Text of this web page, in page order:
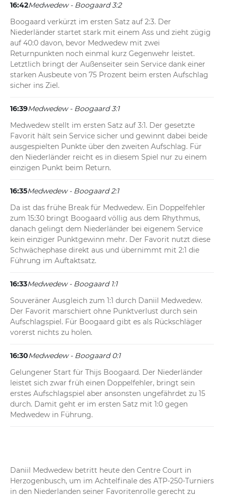
16:42Medwedew - Boogaard 3:2
Boogaard verkürzt im ersten Satz auf 2:3. Der
Niederländer startet stark mit einem Ass und zieht zügig
auf 40:0 davon, bevor Medwedew mit zwei
Returnpunkten noch einmal kurz Gegenwehr leistet.
Letztlich bringt der Außenseiter sein Service dank einer
starken Ausbeute von 75 Prozent beim ersten Aufschlag
sicher ins Ziel.
16:39Medwedew - Boogaard 3:1
Medwedew stellt im ersten Satz auf 3:1. Der gesetzte
Favorit hält sein Service sicher und gewinnt dabei beide
ausgespielten Punkte über den zweiten Aufschlag. Für
den Niederländer reicht es in diesem Spiel nur zu einem
einzigen Punkt beim Return.
16:35Medwedew - Boogaard 2:1
Da ist das frühe Break für Medwedew. Ein Doppelfehler
zum 15:30 bringt Boogaard völlig aus dem Rhythmus,
danach gelingt dem Niederländer bei eigenem Service
kein einziger Punktgewinn mehr. Der Favorit nutzt diese
Schwächephase direkt aus und übernimmt mit 2:1 die
Führung im Auftaktsatz.
16:33Medwedew - Boogaard 1:1
Souveräner Ausgleich zum 1:1 durch Daniil Medwedew.
Der Favorit marschiert ohne Punktverlust durch sein
Aufschlagspiel. Für Boogaard gibt es als Rückschläger
vorerst nichts zu holen.
16:30Medwedew - Boogaard 0:1
Gelungener Start für Thijs Boogaard. Der Niederländer
leistet sich zwar früh einen Doppelfehler, bringt sein
erstes Aufschlagspiel aber ansonsten ungefährdet zu 15
durch. Damit geht er im ersten Satz mit 1:0 gegen
Medwedew in Führung.
Daniil Medwedew betritt heute den Centre Court in
Herzogenbusch, um im Achtelfinale des ATP-250-Turniers
in den Niederlanden seiner Favoritenrolle gerecht zu